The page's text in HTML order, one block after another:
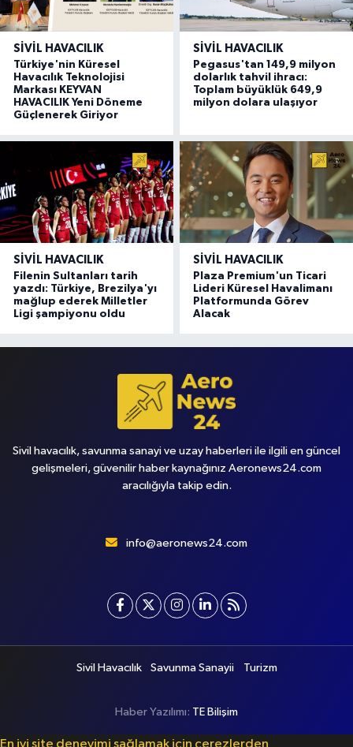
SIVIL HAVACILIK
Türkiye'nin Küresel
Havacılık Teknolojisi
Markası KEYVAN
HAVACILIK Yeni Döneme
Güçlenerek Giriyor
SIVIL HAVACILIK
Pegasus'tan 149,9 milyon
dolarlık tahvil ihracı:
Toplam büyüklük 649,9
milyon dolara ulaşıyor
SIVIL HAVACILIK
Filenin Sultanları tarih
yazdı: Türkiye, Brezilya'yı
mağlup ederek Milletler
Ligi şampiyonu oldu
SIVIL HAVACILIK
Plaza Premium'un Ticari
Lideri Küresel Havalimanı
Platformunda Görev
Alacak
Sivil havacılık, savunma sanayi ve uzay haberleri ile ilgili en güncel
gelişmeleri, güvenilir haber kaynağınız Aeronews24.com
aracılığıyla takip edin.
info@aeronews24.com
Sivil Havacılık Savunma Sanayii Turizm
Haber Yazılımı: TE Bilişim
En iyi site deneyimi sağlamak için çerezlerden